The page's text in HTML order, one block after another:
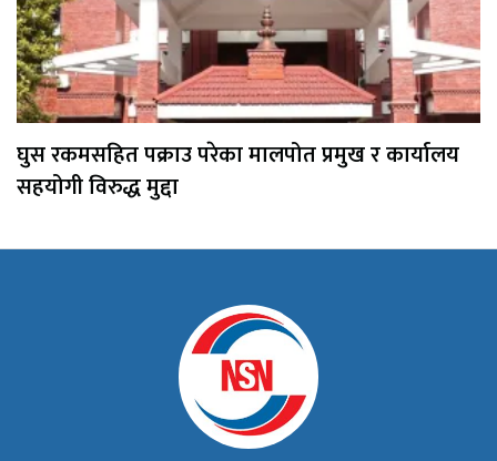
घुस रकमसहित पक्राउ परेका मालपोत प्रमुख र कार्यालय
सहयोगी विरुद्ध मुद्दा